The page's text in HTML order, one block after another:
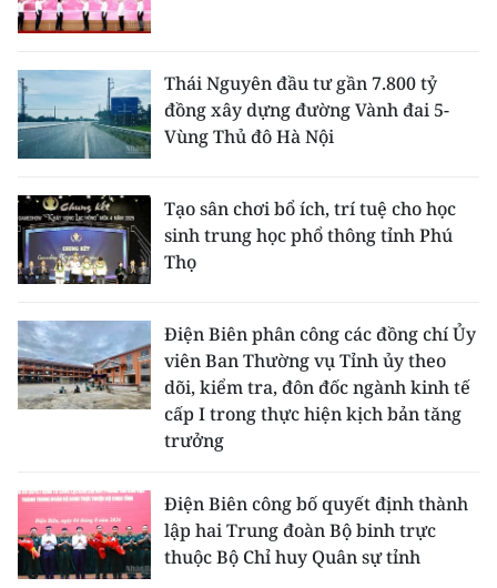
Thái Nguyên đầu tư gần 7.800 tỷ
đồng xây dựng đường Vành đai 5-
Vùng Thủ đô Hà Nội
Tạo sân chơi bổ ích, trí tuệ cho học
sinh trung học phổ thông tỉnh Phú
Thọ
Điện Biên phân công các đồng chí Ủy
viên Ban Thường vụ Tỉnh ủy theo
dõi, kiểm tra, đôn đốc ngành kinh tế
cấp I trong thực hiện kịch bản tăng
trưởng
Điện Biên công bố quyết định thành
lập hai Trung đoàn Bộ binh trực
thuộc Bộ Chỉ huy Quân sự tỉnh